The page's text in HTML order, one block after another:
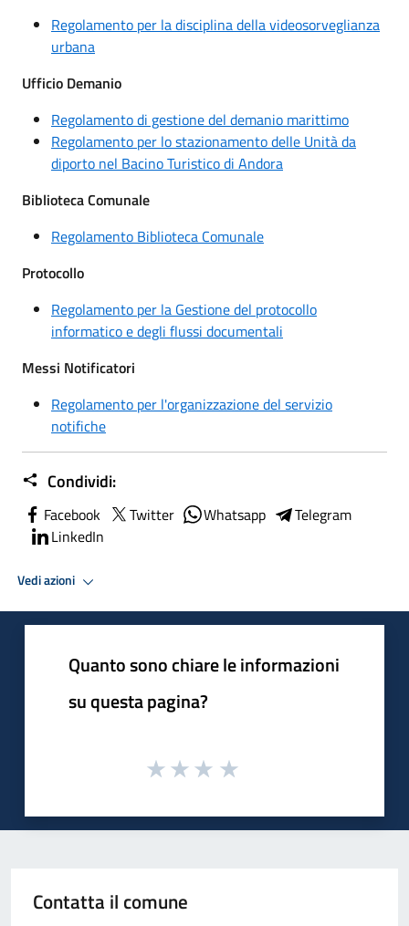
Regolamento per la disciplina della videosorveglianza
urbana
Ufficio Demanio
Regolamento di gestione del demanio marittimo
Regolamento per lo stazionamento delle Unità da
diporto nel Bacino Turistico di Andora
Biblioteca Comunale
Regolamento Biblioteca Comunale
Protocollo
Regolamento per la Gestione del protocollo
informatico e degli flussi documentali
Messi Notificatori
Regolamento per l'organizzazione del servizio
notifiche
Condividi:
Facebook Twitter Whatsapp
Telegram
LinkedIn
Vedi azioni
Quanto sono chiare le informazioni
su questa pagina?
Contatta il comune